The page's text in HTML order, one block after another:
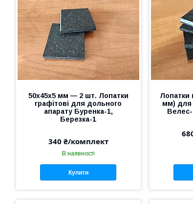
50х45х5 мм — 2 шт. Лопатки
графітові для дольного
апарату Буренка-1,
Березка-1
340 ₴/комплект
В наявності
Купити
Лопатки
мм) для